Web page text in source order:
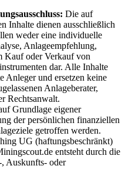
Die auf
Inhalte dienen ausschließlich
weder eine individuelle
Anlageempfehlung,
Kauf oder Verkauf von
dar. Alle Inhalte
Anleger und ersetzen keine
Anlageberater,
Rechtsanwalt.
Grundlage eigener
der persönlichen finanziellen
getroffen werden.
UG (haftungsbeschränkt)
entsteht durch die
Auskunfts- oder